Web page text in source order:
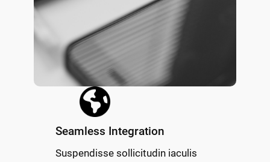
Seamless Integration
Suspendisse sollicitudin iaculis